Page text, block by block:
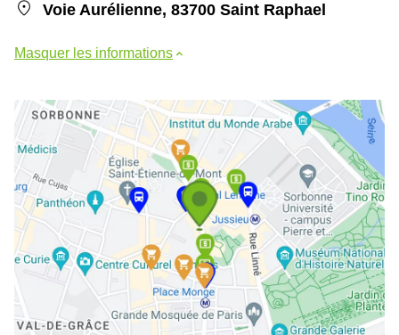
Voie Aurélienne, 83700 Saint Raphael
Masquer les informations